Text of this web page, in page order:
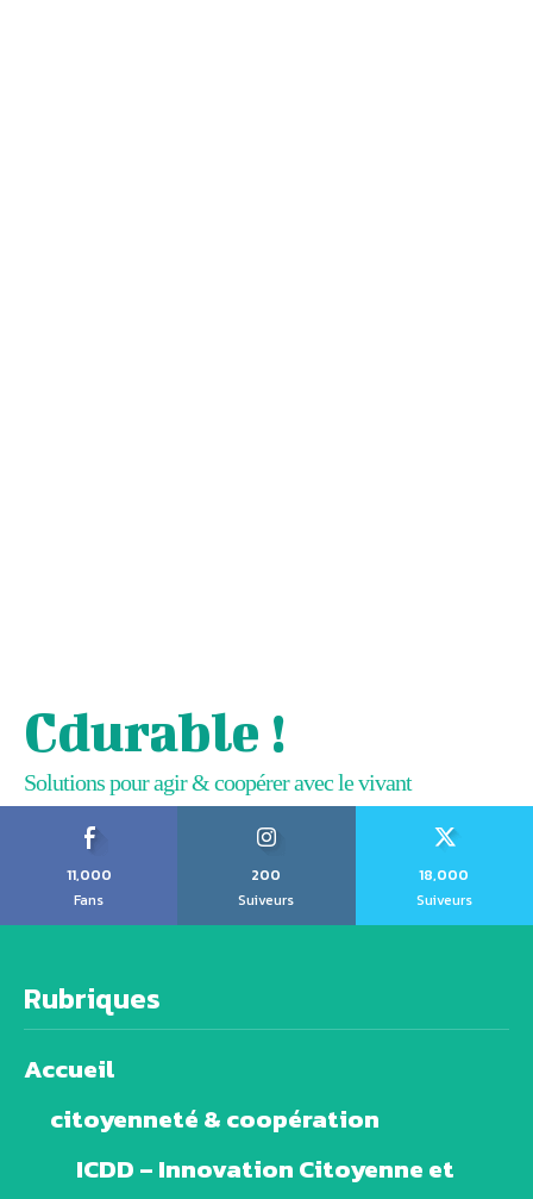
Cdurable !
Solutions pour agir & coopérer avec le vivant
11,000
Fans
200
Suiveurs
18,000
Suiveurs
Rubriques
Accueil
citoyenneté & coopération
ICDD – Innovation Citoyenne et